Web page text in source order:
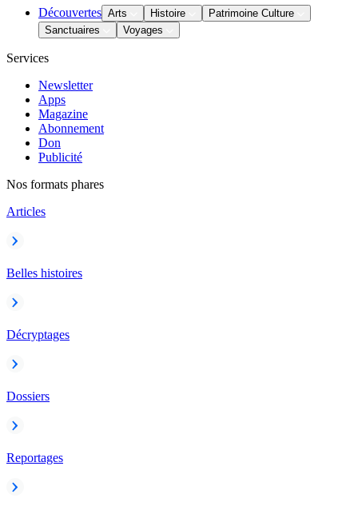
Découvertes Arts Histoire
Patrimoine Culture
Sanctuaires
Voyages
Services
Newsletter
Apps
Magazine
Abonnement
Don
Publicité
Nos formats phares
Articles
Belles histoires
Décryptages
Dossiers
Reportages